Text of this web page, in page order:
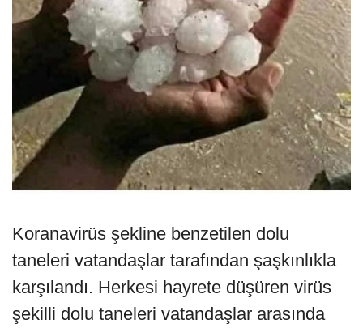
Koranavirüs şekline benzetilen dolu
taneleri vatandaşlar tarafından şaşkınlıkla
karşılandı. Herkesi hayrete düşüren virüs
şekilli dolu taneleri vatandaşlar arasında